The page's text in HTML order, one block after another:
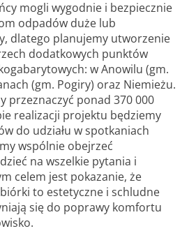
mogli wygodnie i bezpiecznie
odpadów duże lub
dlatego planujemy utworzenie
dodatkowych punktów
w Anowilu (gm.
(gm. Pogiry) oraz Niemieżu.
przeznaczyć ponad 370 000
realizacji projektu będziemy
do udziału w spotkaniach
wspólnie obejrzeć
na wszelkie pytania i
celem jest pokazanie, że
to estetyczne i schludne
się do poprawy komfortu